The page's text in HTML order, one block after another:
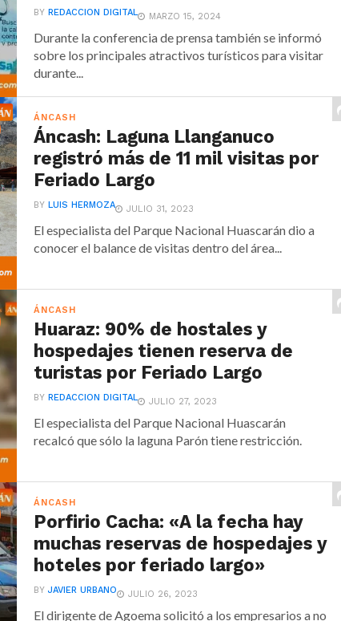
BYREDACCION DIGITAL MARZO 15, 2024
Durante la conferencia de prensa también se informó
sobre los principales atractivos turísticos para visitar
durante...
ÁNCASH
Áncash: Laguna Llanganuco
registró más de 11 mil visitas por
Feriado Largo
BYLUIS HERMOZA JULIO 31, 2023
El especialista del Parque Nacional Huascarán dio a
conocer el balance de visitas dentro del área...
ÁNCASH
Huaraz: 90% de hostales y
hospedajes tienen reserva de
turistas por Feriado Largo
BYREDACCION DIGITAL JULIO 27, 2023
El especialista del Parque Nacional Huascarán
recalcó que sólo la laguna Parón tiene restricción.
ÁNCASH
Porfirio Cacha: «A la fecha hay
muchas reservas de hospedajes y
hoteles por feriado largo»
BYJAVIER URBANO JULIO 26, 2023
El dirigente de Agoema solicitó a los empresarios a no